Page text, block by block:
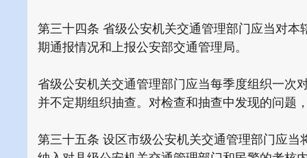
第三十四条 省级公安机关交通管理部门应当对
期通报情况和上报公安部交通管理局。
省级公安机关交通管理部门应当每季度组织一次
并不定期组织抽查。对检查和抽查中发现的问题
第三十五条 设区市级公安机关交通管理部门应